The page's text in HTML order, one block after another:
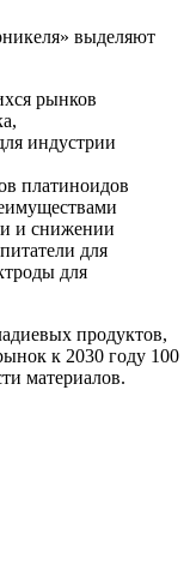
выделяют
рынков
индустрии
платиноидов
и снижении
для
для
продуктов,
к 2030 году 100
материалов.